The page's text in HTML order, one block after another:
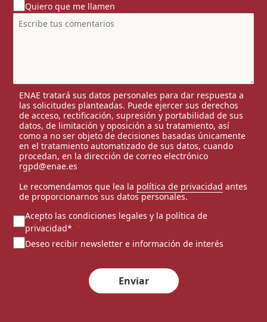
Quiero que me llamen
ENAE tratará sus datos personales para dar respuesta a
las solicitudes planteadas. Puede ejercer sus derechos
de acceso, rectificación, supresión y portabilidad de sus
datos, de limitación y oposición a su tratamiento, así
como a no ser objeto de decisiones basadas únicamente
en el tratamiento automatizado de sus datos, cuando
procedan, en la dirección de correo electrónico
rgpd@enae.es
Le recomendamos que lea la política de privacidad antes
de proporcionarnos sus datos personales.
Acepto las condiciones legales y la política de
privacidad*
Deseo recibir newsletter e información de interés
Enviar